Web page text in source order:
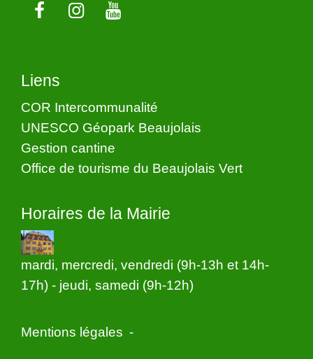
Liens
COR Intercommunalité
UNESCO Géopark Beaujolais
Gestion cantine
Office de tourisme du Beaujolais Vert
Horaires de la Mairie
mardi, mercredi, vendredi (9h-13h et 14h-
17h) - jeudi, samedi (9h-12h)
Mentions légales -